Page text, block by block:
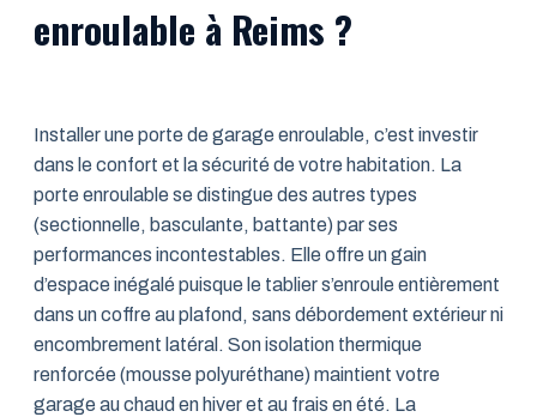
enroulable à Reims ?
Installer une porte de garage enroulable, c’est investir
dans le confort et la sécurité de votre habitation. La
porte enroulable se distingue des autres types
(sectionnelle, basculante, battante) par ses
performances incontestables. Elle offre un gain
d’espace inégalé puisque le tablier s’enroule entièrement
dans un coffre au plafond, sans débordement extérieur ni
encombrement latéral. Son isolation thermique
renforcée (mousse polyuréthane) maintient votre
garage au chaud en hiver et au frais en été. La